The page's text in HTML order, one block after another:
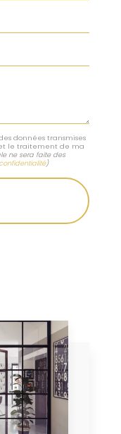
données transmises
le traitement de ma
ne sera faite des
)